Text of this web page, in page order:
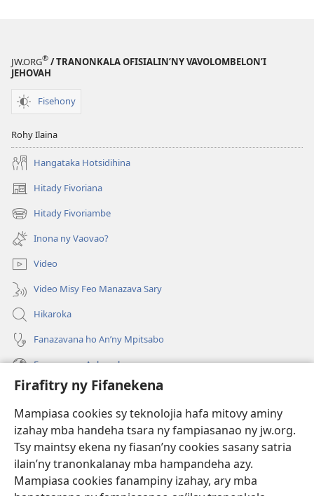
Firafitry ny Fifanekena
Mampiasa cookies sy teknolojia hafa mitovy aminy
izahay mba handeha tsara ny fampiasanao ny jw.org.
Tsy maintsy ekena ny fiasan’ny cookies sasany satria
ilain’ny tranonkalanay mba hampandeha azy.
Mampiasa cookies fanampiny izahay, ary mba
JW.ORG® / TRANONKALA OFISIALIN’NY VAVOLOMBELON’I
JEHOVAH
Fisehony
Rohy Ilaina
Hangataka Hotsidihina
Hitady Fivoriana
(manokatra
rohy) Hitady Fivoriambe
(manokatra
rohy) Inona ny Vaovao?
Video
Video Misy Feo Manazava Sary
Hikaroka
Fanazavana ho An’ny Mpitsabo
Fanazavana Ankapobeny
Fanampiana
Fanomezana
(manokatra
rohy)
FITEHIRIZAM-BOKIN’NY Vavolombelon’i Jehovah
(manokatra
rohy)